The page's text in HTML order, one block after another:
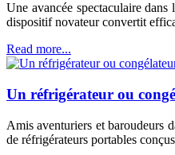
Une avancée spectaculaire
dispositif novateur convertit
Read more...
Un réfrigérateur ou
Amis aventuriers et baroudeurs
de réfrigérateurs portables